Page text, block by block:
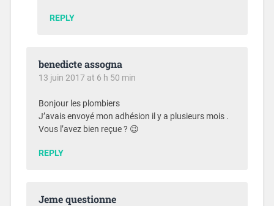
REPLY
benedicte assogna
13 juin 2017 at 6 h 50 min
Bonjour les plombiers
J’avais envoyé mon adhésion il y a plusieurs mois .
Vous l’avez bien reçue ? 😉
REPLY
Jeme questionne